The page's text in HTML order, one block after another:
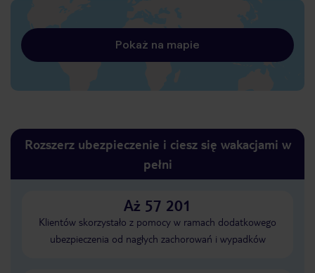
Pokaż na mapie
Rozszerz ubezpieczenie i ciesz się wakacjami w
pełni
Aż 57 201
Klientów skorzystało z pomocy w ramach dodatkowego
ubezpieczenia od nagłych zachorowań i wypadków